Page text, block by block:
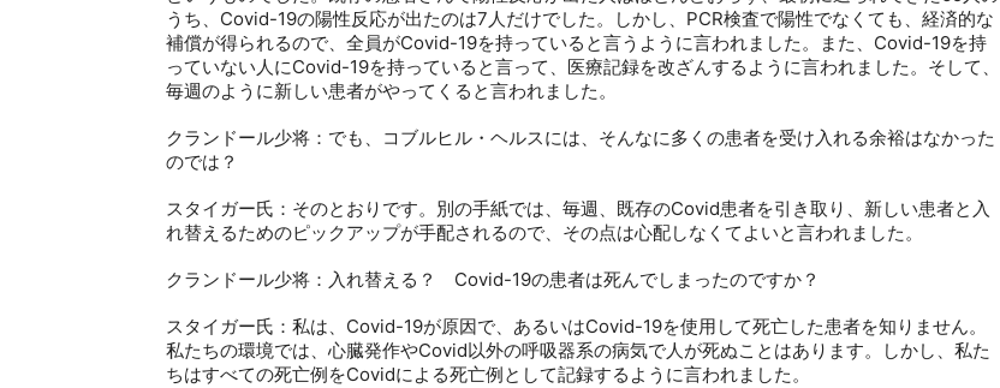
うち、 Covid-19の陽性反応が出たのは7人だけでした。しかし、 PCR検査で陽性でなくても、経済的な
補償が得られるので、全員がCovid-19を持っていると言うように言われました。また、 Covid-19を持
っていない人にCovid-19を持っていると言って、医療記録を改ざんするように言われました。そして、
毎週のように新しい患者がやってくると言われました。
クランドール少将：でも、コブルヒル・ヘルスには、そんなに多くの患者を受け入れる余裕はなかった
のでは？
スタイガー氏：そのとおりです。別の手紙では、毎週、既存のCovid患者を引き取り、新しい患者と入
れ替えるためのピックアップが手配されるので、その点は心配しなくてよいと言われました。
クランドール少将：入れ替える？ Covid-19の患者は死んでしまったのですか？
スタイガー氏：私は、 Covid-19が原因で、あるいはCovid-19を使用して死亡した患者を知りません。
私たちの環境では、心臓発作やCovid以外の呼吸器系の病気で人が死ぬことはあります。しかし、私た
ちはすべての死亡例をCovidによる死亡例として記録するように言われました。